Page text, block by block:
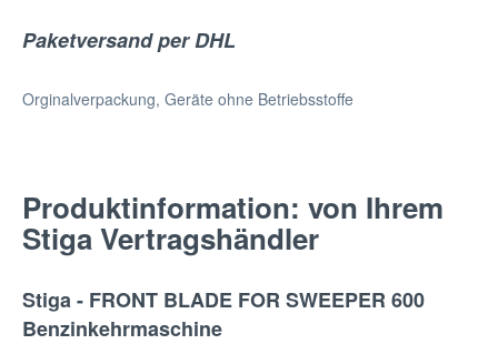
Paketversand per DHL
Orginalverpackung, Geräte ohne Betriebsstoffe
Produktinformation: von Ihrem
Stiga Vertragshändler
Stiga - FRONT BLADE FOR SWEEPER 600
Benzinkehrmaschine